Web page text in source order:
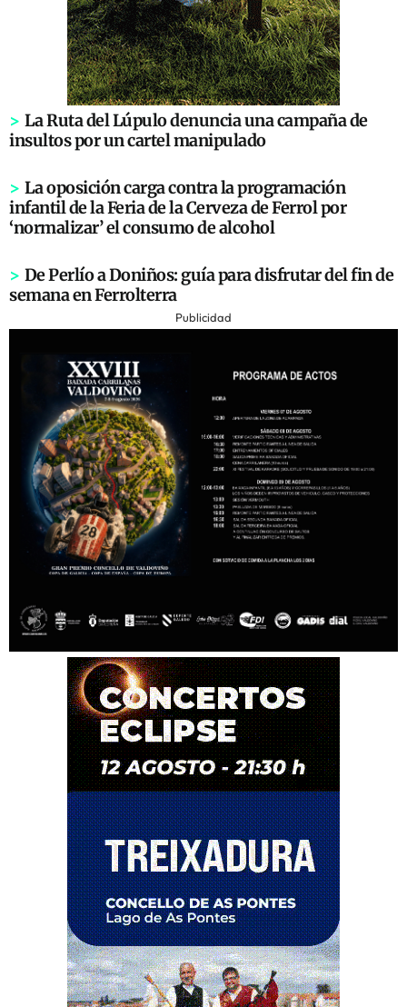
> La Ruta del Lúpulo denuncia una campaña de
insultos por un cartel manipulado
> La oposición carga contra la programación
infantil de la Feria de la Cerveza de Ferrol por
‘normalizar’ el consumo de alcohol
> De Perlío a Doniños: guía para disfrutar del fin de
semana en Ferrolterra
Publicidad